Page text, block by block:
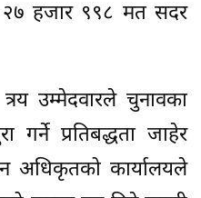
हजार ९९८ मत सदर
त्रय उम्मेदवारले चुनावका
प्रतिबद्धता जाहेर
अधिकृतको कार्यालयले